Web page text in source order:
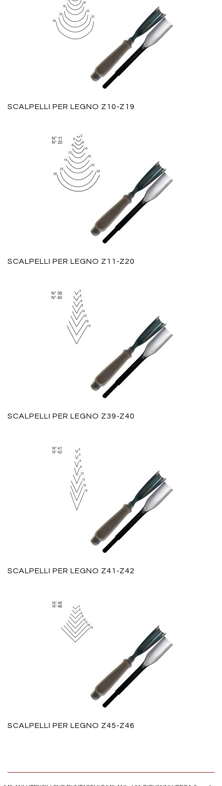
SCALPELLI PER LEGNO Z10-Z19
SCALPELLI PER LEGNO Z11-Z20
SCALPELLI PER LEGNO Z39-Z40
SCALPELLI PER LEGNO Z41-Z42
SCALPELLI PER LEGNO Z45-Z46